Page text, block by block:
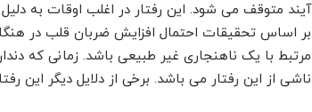
آیند متوقف می شود. این رفتار در اغلب اوقات به
بر اساس تحقیقات احتمال افزایش ضربان قلب در
مرتبط با یک ناهنجاری غیر طبیعی باشد. زمانی که
ناشی از این رفتار می باشد. برخی از دلایل دیگر این